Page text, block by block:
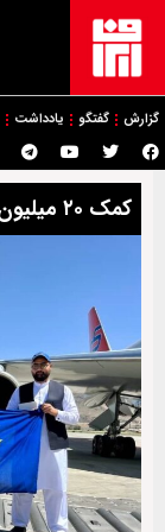
گزارش گفتگو یادداشت
کمک ۲۰ میلیون یورویی اتحادیه اروپا به افغانستان